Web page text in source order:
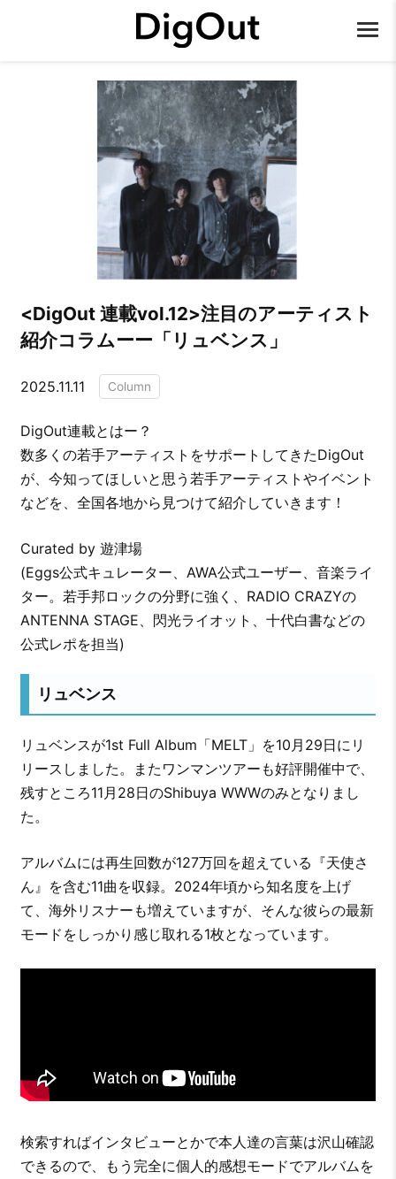
​​<DigOut 連載vol.12>注目のアーティスト
紹介コラムーー「リュベンス」
2025.11.11 Column
DigOut連載とはー？
数多くの若手アーティストをサポートしてきたDigOut
が、今知ってほしいと思う若手アーティストやイベント
などを、全国各地から見つけて紹介していきます！
Curated by 遊津場
(Eggs公式キュレーター、AWA公式ユーザー、音楽ライ
ター。若手邦ロックの分野に強く、RADIO CRAZYの
ANTENNA STAGE、閃光ライオット、十代白書などの
公式レポを担当)
リュベンス
リュベンスが1st Full Album「MELT」を10月29日にリ
リースしました。またワンマンツアーも好評開催中で、
残すところ11月28日のShibuya WWWのみとなりまし
た。
アルバムには再生回数が127万回を超えている『天使さ
ん』を含む11曲を収録。2024年頃から知名度を上げ
て、海外リスナーも増えていますが、そんな彼らの最新
モードをしっかり感じ取れる1枚となっています。
検索すればインタビューとかで本人達の言葉は沢山確認
できるので、もう完全に個人的感想モードでアルバムを